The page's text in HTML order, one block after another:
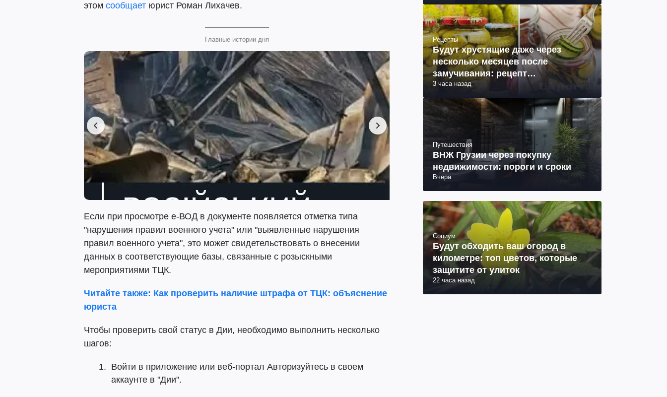
этом сообщает юрист Роман Лихачев.
Главные истории дня
Если при просмотре е-ВОД в документе появляется отметка типа
"нарушения правил военного учета" или "выявленные нарушения
правил военного учета", это может свидетельствовать о внесении
данных в соответствующие базы, связанные с розыскными
мероприятиями ТЦК.
Читайте также: Как проверить наличие штрафа от ТЦК: объяснение
юриста
Чтобы проверить свой статус в Дии, необходимо выполнить несколько
шагов:
Войти в приложение или веб-портал Авторизуйтесь в своем
аккаунте в "Дии".
Рецепты
Будут хрустящие даже через
несколько месяцев после
замучивания: рецепт
маринованных огурцов на зиму
3 часа назад
Путешествия
ВНЖ Грузии через покупку
недвижимости: пороги и сроки
Вчера
Социум
Будут обходить ваш огород в
километре: топ цветов, которые
защитите от улиток
22 часа назад